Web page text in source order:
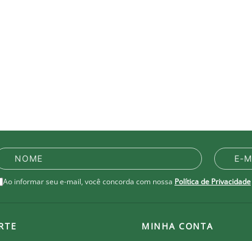
Ao informar seu e-mail, você concorda com nossa Política de Privacidade
MINHA CONTA